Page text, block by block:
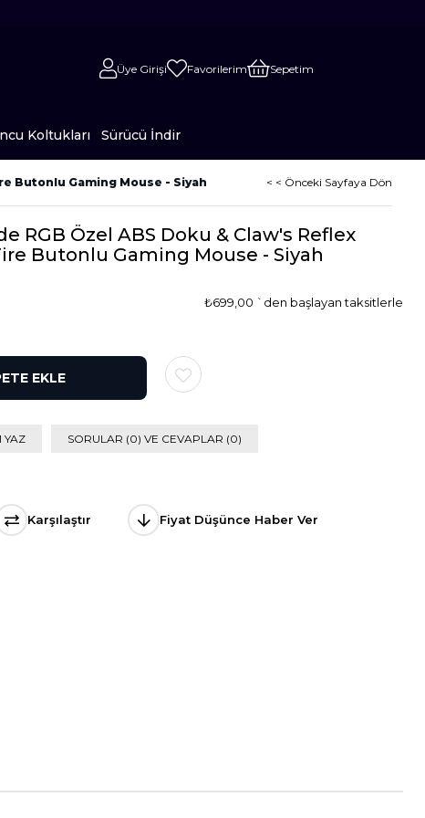
Üye Girişi Favorilerim Sepetim
Koltukları Sürücü İndir
Butonlu Gaming Mouse - Siyah < < Önceki Sayfaya Dön
RGB Özel ABS Doku & Claw's Reflex
Butonlu Gaming Mouse - Siyah
₺699,00 `den başlayan taksitlerle
YAZ SORULAR (0) VE CEVAPLAR (0)
Karşılaştır Fiyat Düşünce Haber Ver